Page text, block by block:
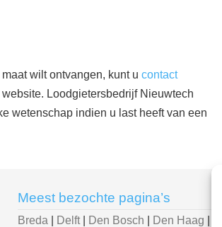
wilt ontvangen, kunt u contact
Loodgietersbedrijf Nieuwtech
wetenschap indien u last heeft van een
Meest bezochte pagina’s
Breda Delft Den Bosch Den Haag